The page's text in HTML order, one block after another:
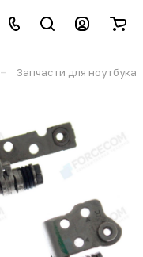
– Запчасти для ноутбука